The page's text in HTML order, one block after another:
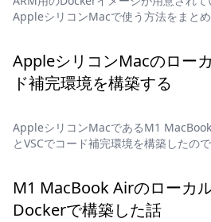
AppleシリコンMacで使う方法をまとめ
AppleシリコンMacのロー
ド補完環境を構築する
AppleシリコンMacであるM1
とVSCでコード補完環境を構築したので
M1 MacBook Airのローカ
Dockerで構築した話